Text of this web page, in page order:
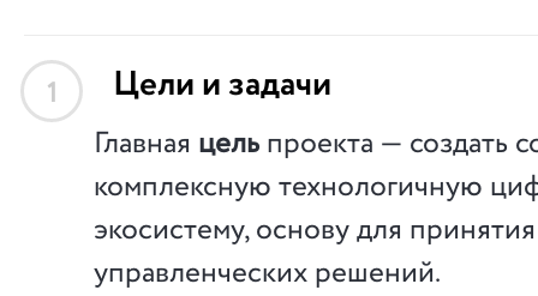
1 Цели и задачи
Главная цельпроекта — создать
комплексную технологичную
экосистему, основу для
управленческих решений.